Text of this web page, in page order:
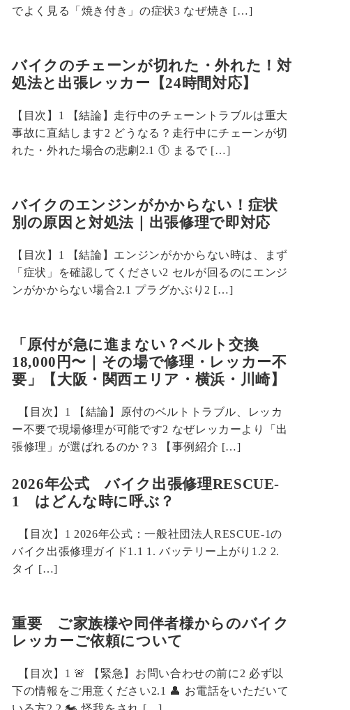
でよく見る「焼き付き」の症状3 なぜ焼き […]
バイクのチェーンが切れた・外れた！対
処法と出張レッカー【24時間対応】
【目次】1 【結論】走行中のチェーントラブルは重大
事故に直結します2 どうなる？走行中にチェーンが切
れた・外れた場合の悲劇2.1 ① まるで […]
バイクのエンジンがかからない！症状
別の原因と対処法｜出張修理で即対応
【目次】1 【結論】エンジンがかからない時は、まず
「症状」を確認してください2 セルが回るのにエンジ
ンがかからない場合2.1 プラグかぶり2 […]
「原付が急に進まない？ベルト交換
18,000円〜｜その場で修理・レッカー不
要」【大阪・関西エリア・横浜・川崎】
【目次】1 【結論】原付のベルトトラブル、レッカ
ー不要で現場修理が可能です2 なぜレッカーより「出
張修理」が選ばれるのか？3 【事例紹介 […]
2026年公式 バイク出張修理RESCUE-
1 はどんな時に呼ぶ？
【目次】1 2026年公式：一般社団法人RESCUE-1の
バイク出張修理ガイド1.1 1. バッテリー上がり1.2 2.
タイ […]
重要 ご家族様や同伴者様からのバイク
レッカーご依頼について
【目次】1 🚨 【緊急】お問い合わせの前に2 必ず以
下の情報をご用意ください2.1 👤 お電話をいただいて